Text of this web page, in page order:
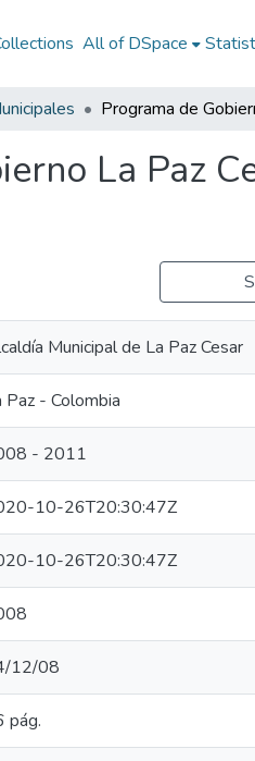
All of DSpace
La Paz
Municipal de La Paz Cesar
Paz - Colombia
- 2011
10-26T20:30:47Z
10-26T20:30:47Z
12/08
pág.